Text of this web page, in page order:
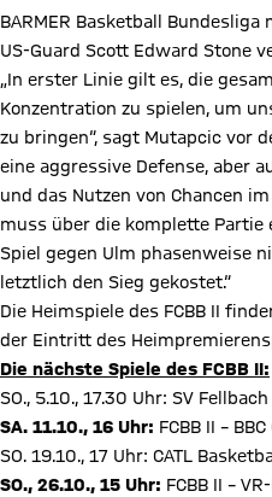
BARMER Basketball
US-Guard Scott Edward Stone
„In erster Linie gilt es, die
Konzentration zu spielen, um
zu bringen“, sagt Mutapcic vor
eine aggressive Defense, aber
und das Nutzen von Chancen
muss über die komplette
Spiel gegen Ulm phasenweise
letztlich den Sieg gekostet.“
Die Heimspiele des FCBB II
der Eintritt des
Die nächste Spiele des FCBB II:
SO., 5.10., 17.30 Uhr: SV
SA. 11.10., 16 Uhr: FCBB II –
SO. 19.10., 17 Uhr: CATL
SO., 26.10., 15 Uhr: FCBB II –